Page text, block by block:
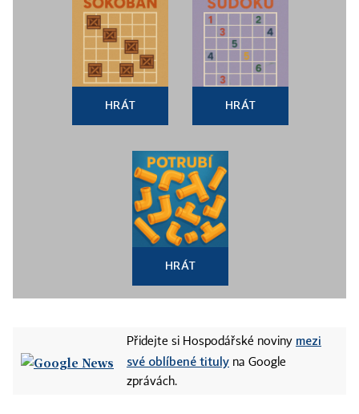
HRÁT HRÁT
HRÁT
Přidejte si Hospodářské noviny mezi
své oblíbené tituly na Google
zprávách.